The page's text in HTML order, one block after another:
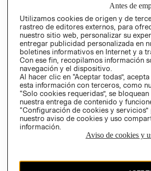
CAMBIAR REGIÓN
Antes de
Utilizamos cookies de origen y de
rastreo de editores externos, para
nuestro sitio web, personalizar su
entregar publicidad personalizada en
boletines informativos en Internet y a
Con ese fin, recopilamos información
navegación y el dispositivo.
Al hacer clic en “Aceptar todas”,
esta información con terceros, como
“Solo cookies requeridas”, se
nuestra entrega de contenido y
“Configuración de cookies y
nuestro aviso de cookies y uso
información.
Aviso de cookies y